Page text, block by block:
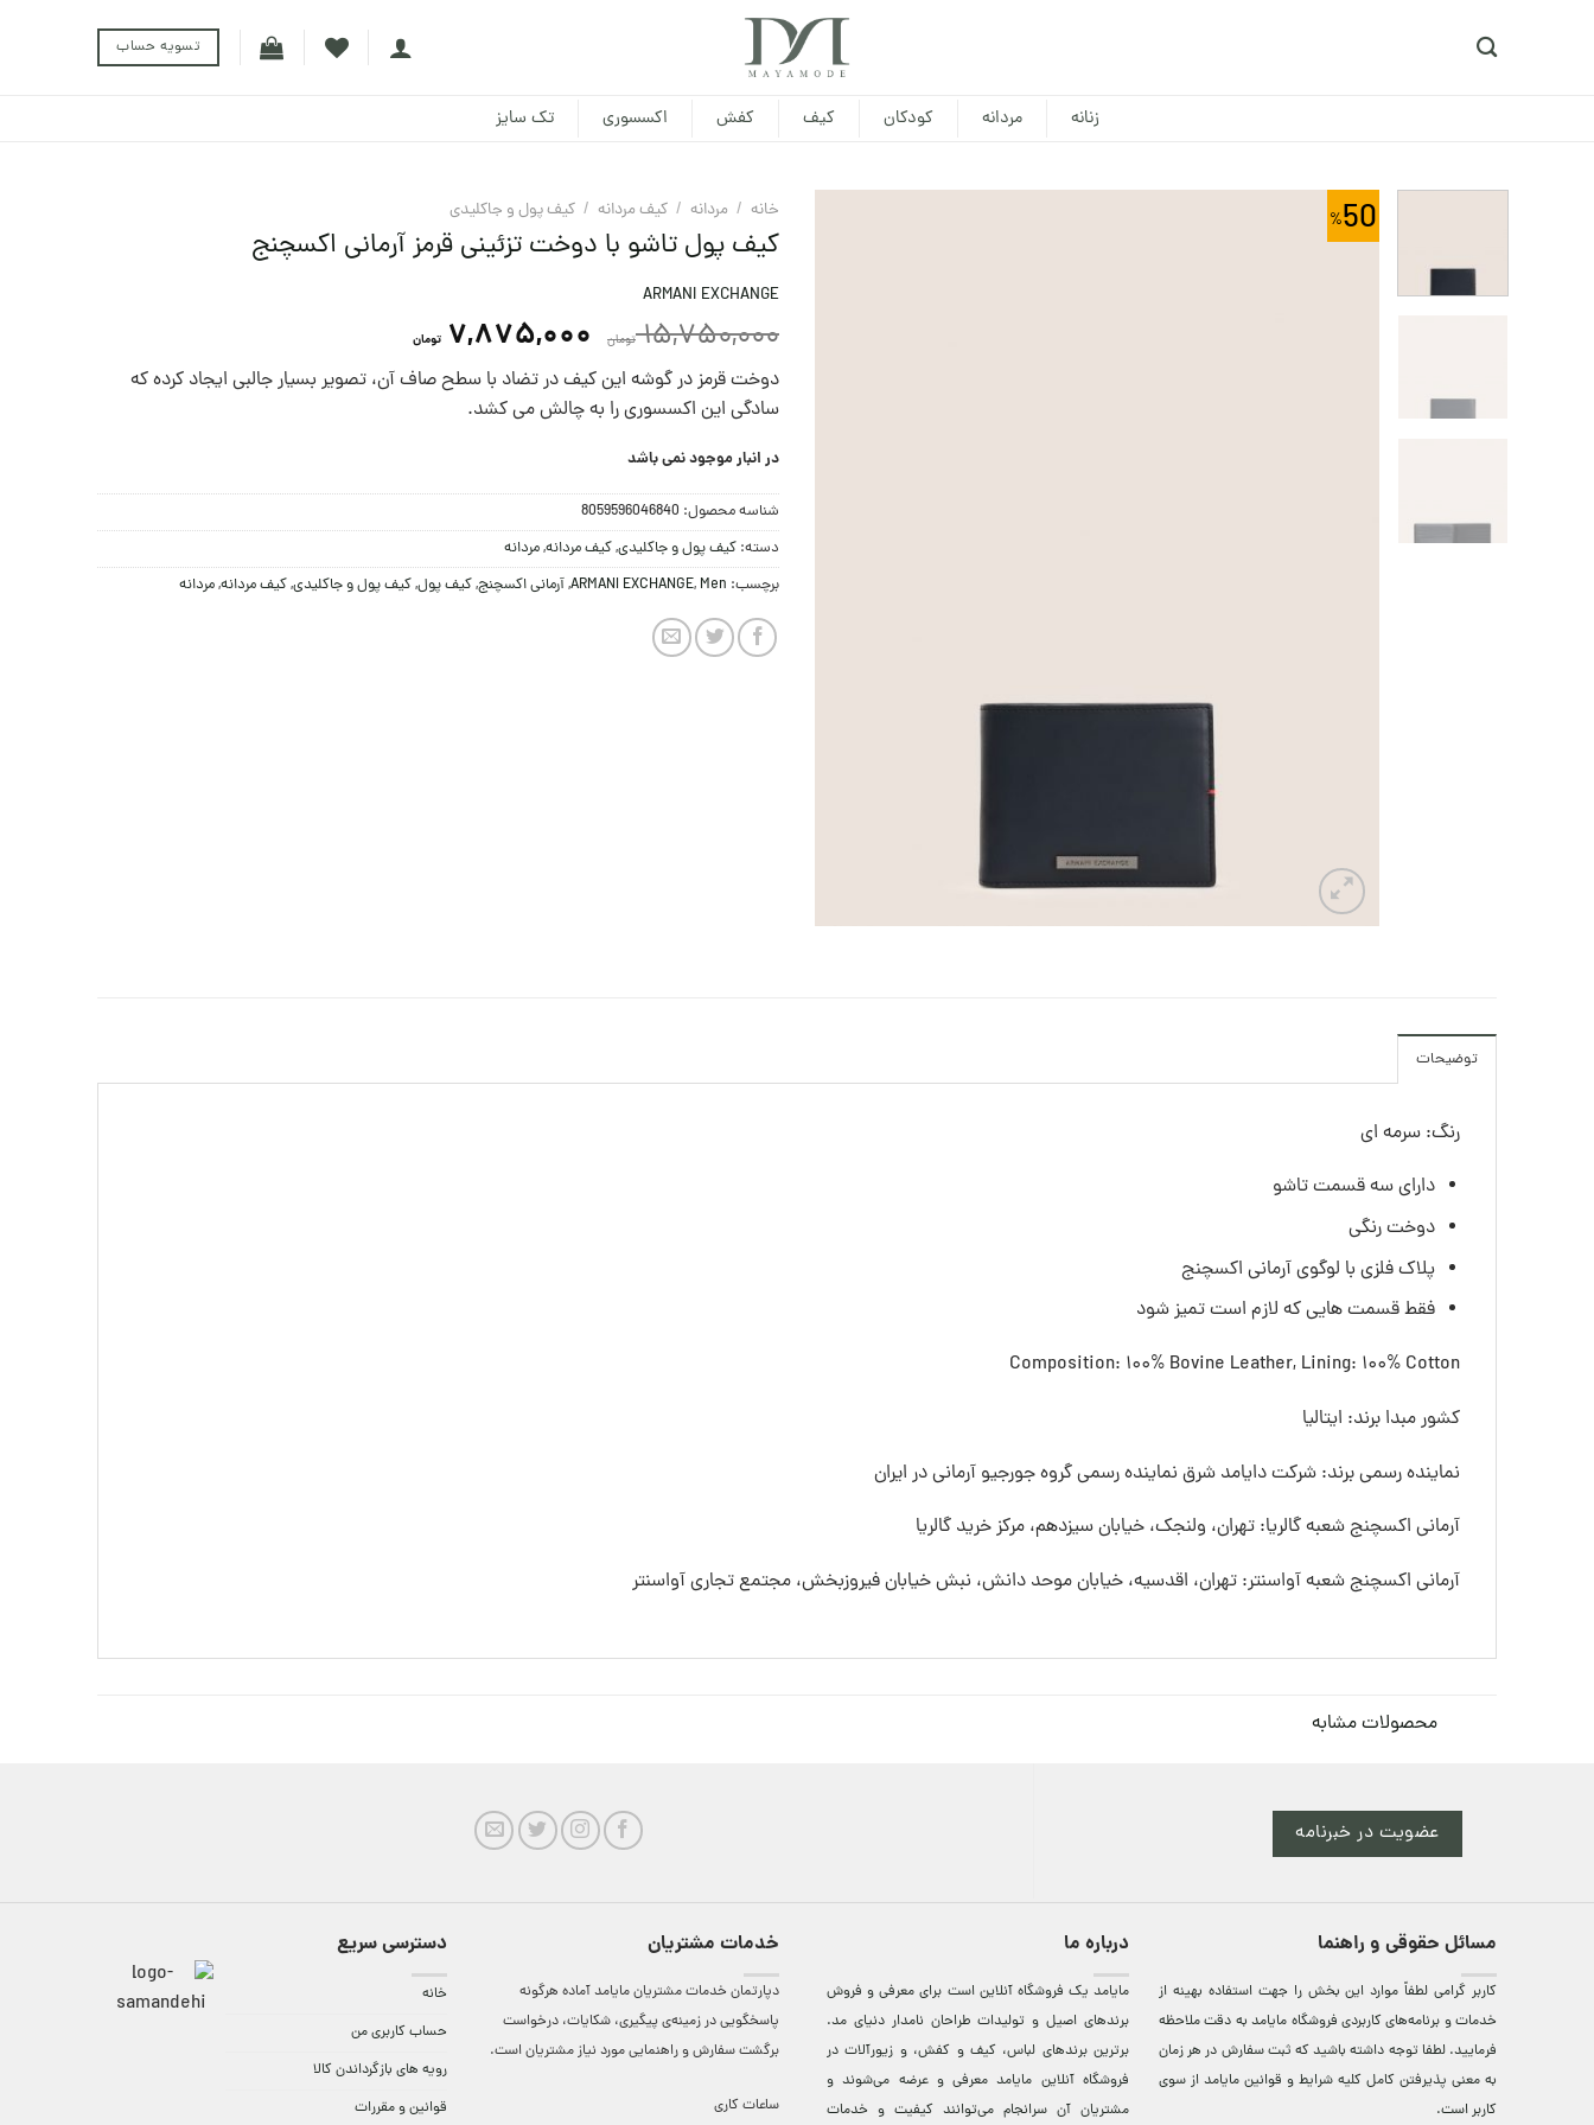
تسویه حساب
زنانه مردانه کودکان کیف کفش اکسسوری تک سایز
50 خانه / مردانه / کیف مردانه / کيف پول و جاکلیدی
کیف پول تاشو با دوخت تزئینی قرمز آرمانی اکسچنج
ARMANI EXCHANGE
15,750,000 تومان 7,875,000 تومان
دوخت قرمز در گوشه اين کیف در تضاد با سطح صاف آن، تصویر بسیار جالبی ایجاد کرده که
سادگی این اکسسوری را به چالش می کشد.
در انبار موجود نمی باشد
شناسه محصول: 8059596046840
دسته: کيف پول و جاکلیدی,کیف مردانه,مردانه
برچسب:
ARMANI EXCHANGE, Men
,آرمانی اکسچنج,کيف پول,کيف پول و جاکلیدی,کیف مردانه,مردانه
توضیحات
رنگ: سرمه ای
دارای سه قسمت تاشو
دوخت رنگی
پلاک فلزی با لوگوی آرمانی اکسچنج
فقط قسمت هایی که لازم است تمیز شود
Composition: 100% Bovine Leather, Lining: 100% Cotton
کشور مبدا برند: ایتالیا
نماینده رسمی برند: شرکت دایامد شرق نماینده رسمی گروه جورجیو آرمانی در ایران
آرمانی اکسچنج شعبه گالریا: تهران، ولنجک، خیابان سیزدهم، مرکز خرید گالریا
آرمانی اکسچنج شعبه آواسنتر: تهران، اقدسیه، خیابان موحد دانش، نبش خیابان فیروزبخش، مجتمع تجاری آواسنتر
محصولات مشابه
عضویت در خبرنامه
مسائل حقوقی و راهنما
کاربر گرامی لطفاً موارد این بخش را جهت استفاده بهینه از
خدمات و برنامه‌‏های کاربردی فروشگاه مایامد به دقت ملاحظه
فرمایید. لطفا توجه داشته باشید که ثبت سفارش در هر زمان
به معنی پذیرفتن کامل کلیه شرایط و قوانین مایامد از سوی
کاربر است.
درباره ما
مایامد يک فروشگاه آنلاين است برای معرفی و فروش
برندهای اصيل و توليدات طراحان نامدار دنيای مد.
برترين‌ برندهای لباس، کيف و کفش، و زيورآلات در
فروشگاه آنلاين مایامد معرفی و عرضه می‌شوند و
مشتريان آن سرانجام می‌توانند کيفيت و خدمات
خدمات مشتریان
دپارتمان خدمات مشتریان مایامد آماده هرگونه
پاسخگویی در زمینه‌ی پیگیری، شکایات، درخواست
برگشت سفارش و راهنمایی مورد نیاز مشتریان است.
ساعات کاری
دسترسی سریع
خانه
حساب کاربری من
رویه های بازگرداندن کالا
قوانین و مقررات